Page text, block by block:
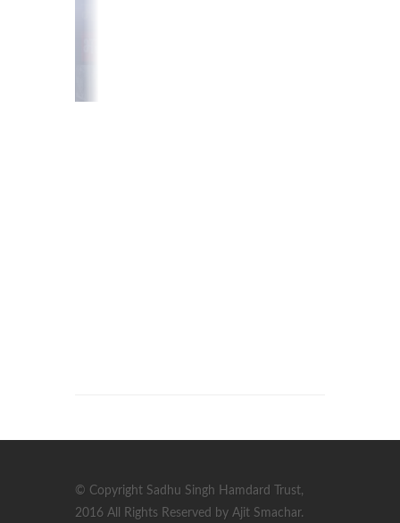
© Copyright Sadhu Singh Hamdard Trust,
2016 All Rights Reserved by Ajit Smachar.